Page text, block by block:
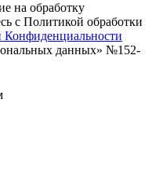
на обработку
с Политикой обработки
Конфиденциальности
данных» №152-